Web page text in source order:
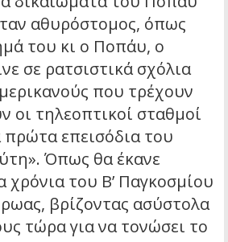
αθυρόστομος, όπως
του κι ο Ποπάυ, ο
σε ρατσιστικά σχόλια
που τρέχουν
οι τηλεοπτικοί σταθμοί
επεισόδια του
Όπως θα έκανε
χρόνια του Β’ Παγκοσμίου
βρίζοντας ασύστολα
τώρα για να τονώσει το